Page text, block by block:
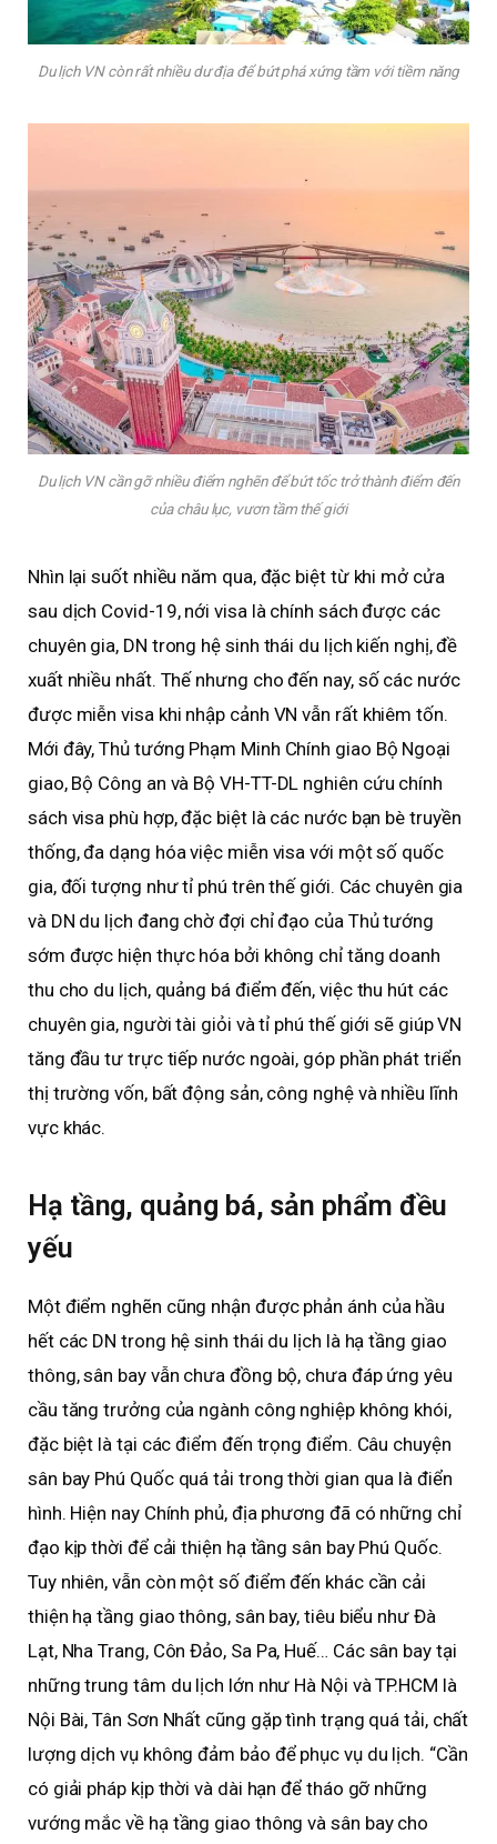
Du lịch VN còn rất nhiều dư địa để bứt phá xứng tầm với tiềm năng
Du lịch VN cần gỡ nhiều điểm nghẽn để bứt tốc trở thành điểm đến
của châu lục, vươn tầm thế giới
Nhìn lại suốt nhiều năm qua, đặc biệt từ khi mở cửa
sau dịch Covid-19, nới visa là chính sách được các
chuyên gia, DN trong hệ sinh thái du lịch kiến nghị, đề
xuất nhiều nhất. Thế nhưng cho đến nay, số các nước
được miễn visa khi nhập cảnh VN vẫn rất khiêm tốn.
Mới đây, Thủ tướng Phạm Minh Chính giao Bộ Ngoại
giao, Bộ Công an và Bộ VH-TT-DL nghiên cứu chính
sách visa phù hợp, đặc biệt là các nước bạn bè truyền
thống, đa dạng hóa việc miễn visa với một số quốc
gia, đối tượng như tỉ phú trên thế giới. Các chuyên gia
và DN du lịch đang chờ đợi chỉ đạo của Thủ tướng
sớm được hiện thực hóa bởi không chỉ tăng doanh
thu cho du lịch, quảng bá điểm đến, việc thu hút các
chuyên gia, người tài giỏi và tỉ phú thế giới sẽ giúp VN
tăng đầu tư trực tiếp nước ngoài, góp phần phát triển
thị trường vốn, bất động sản, công nghệ và nhiều lĩnh
vực khác.
Hạ tầng, quảng bá, sản phẩm đều
yếu
Một điểm nghẽn cũng nhận được phản ánh của hầu
hết các DN trong hệ sinh thái du lịch là hạ tầng giao
thông, sân bay vẫn chưa đồng bộ, chưa đáp ứng yêu
cầu tăng trưởng của ngành công nghiệp không khói,
đặc biệt là tại các điểm đến trọng điểm. Câu chuyện
sân bay Phú Quốc quá tải trong thời gian qua là điển
hình. Hiện nay Chính phủ, địa phương đã có những chỉ
đạo kịp thời để cải thiện hạ tầng sân bay Phú Quốc.
Tuy nhiên, vẫn còn một số điểm đến khác cần cải
thiện hạ tầng giao thông, sân bay, tiêu biểu như Đà
Lạt, Nha Trang, Côn Đảo, Sa Pa, Huế… Các sân bay tại
những trung tâm du lịch lớn như Hà Nội và TP.HCM là
Nội Bài, Tân Sơn Nhất cũng gặp tình trạng quá tải, chất
lượng dịch vụ không đảm bảo để phục vụ du lịch. “Cần
có giải pháp kịp thời và dài hạn để tháo gỡ những
vướng mắc về hạ tầng giao thông và sân bay cho